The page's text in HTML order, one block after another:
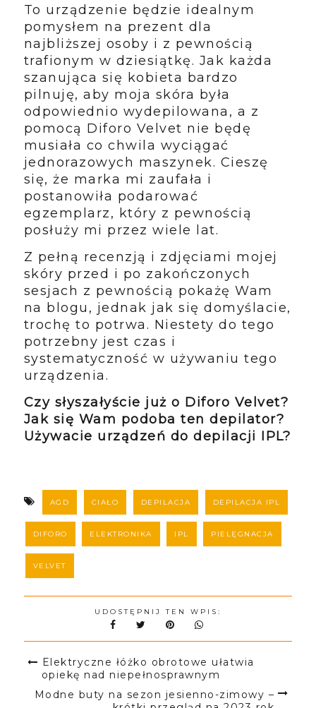
To urządzenie będzie idealnym
pomysłem na prezent dla
najbliższej osoby i z pewnością
trafionym w dziesiątkę. Jak każda
szanująca się kobieta bardzo
pilnuję, aby moja skóra była
odpowiednio wydepilowana, a z
pomocą Diforo Velvet nie będę
musiała co chwila wyciągać
jednorazowych maszynek. Cieszę
się, że marka mi zaufała i
postanowiła podarować
egzemplarz, który z pewnością
posłuży mi przez wiele lat.
Z pełną recenzją i zdjęciami mojej
skóry przed i po zakończonych
sesjach z pewnością pokażę Wam
na blogu, jednak jak się domyślacie,
trochę to potrwa. Niestety do tego
potrzebny jest czas i
systematyczność w używaniu tego
urządzenia.
Czy słyszałyście już o Diforo Velvet?
Jak się Wam podoba ten depilator?
Używacie urządzeń do depilacji IPL?
AGD CIAŁO DEPILACJA DEPILACJA IPL
DIFORO ELEKTRONIKA IPL PIELĘGNACJA
VELVET
UDOSTĘPNIJ TEN WPIS:
Elektryczne łóżko obrotowe ułatwia
opiekę nad niepełnosprawnym
Modne buty na sezon jesienno-zimowy –